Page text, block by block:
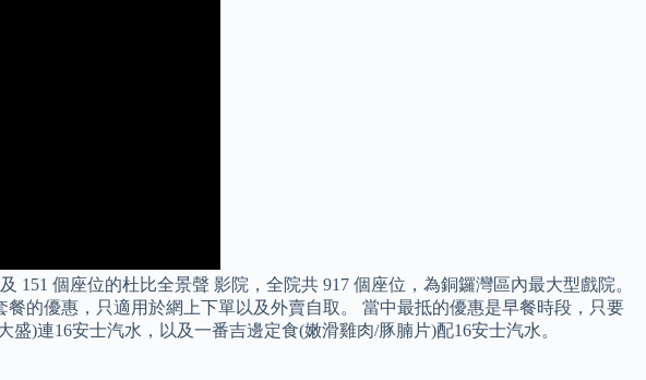
個座位的杜比全景聲 影院，全院共 917 個座位，為銅鑼灣區內最大型戲院。
的優惠，只適用於網上下單以及外賣自取。 當中最抵的優惠是早餐時段，只要
)連16安士汽水，以及一番吉邊定食(嫩滑雞肉/豚腩片)配16安士汽水。